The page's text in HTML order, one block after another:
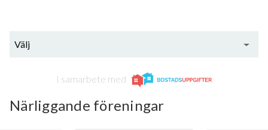
Välj
I samarbete med
Närliggande föreningar